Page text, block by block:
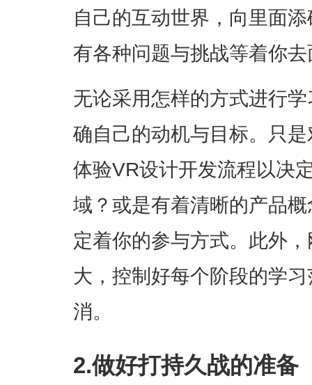
自己的互动世界，向里面
有各种问题与挑战等着你
无论采用怎样的方式进行
确自己的动机与目标。只
体验VR设计开发流程以决
域？或是有着清晰的产品
定着你的参与方式。此外
大，控制好每个阶段的学
消。
2.做好打持久战的准备